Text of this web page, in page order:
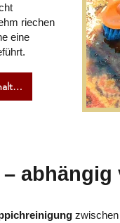
riechen
eine
Kostenloses Angebot erhalten